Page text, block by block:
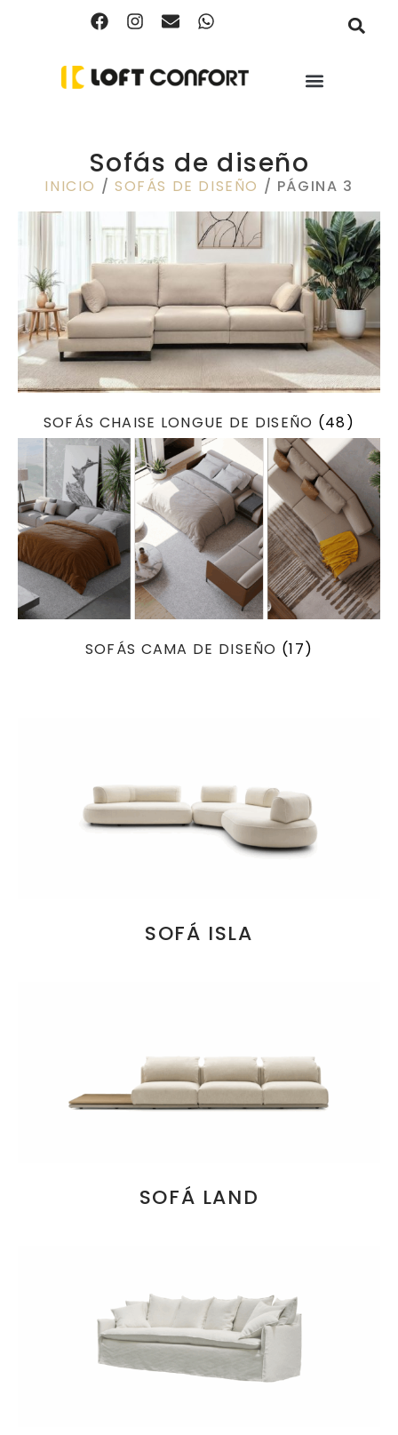
Sofás de diseño
INICIO / SOFÁS DE DISEÑO / PÁGINA 3
SOFÁS CHAISE LONGUE DE DISEÑO (48)
SOFÁS CAMA DE DISEÑO (17)
SOFÁ ISLA
SOFÁ LAND